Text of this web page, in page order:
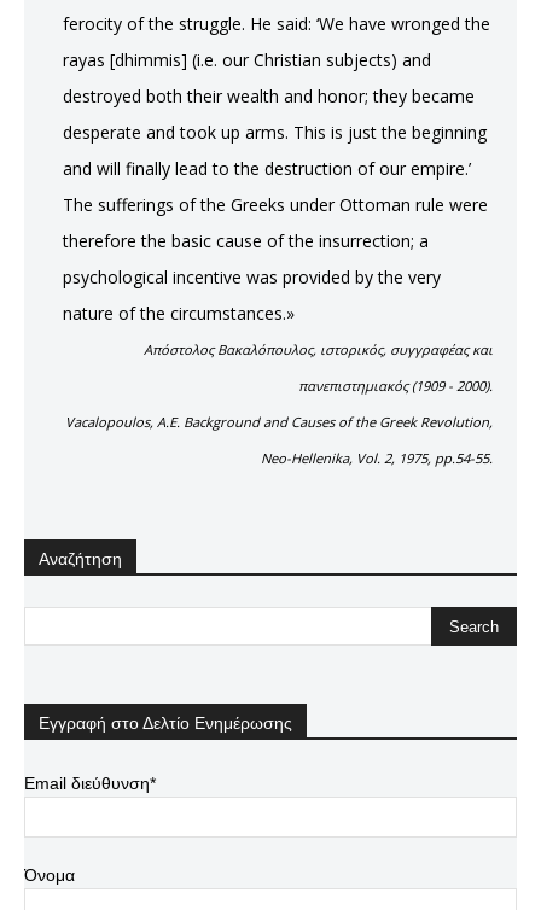
ferocity of the struggle. He said: ‘We have wronged the
rayas [dhimmis] (i.e. our Christian subjects) and
destroyed both their wealth and honor; they became
desperate and took up arms. This is just the beginning
and will finally lead to the destruction of our empire.’
The sufferings of the Greeks under Ottoman rule were
therefore the basic cause of the insurrection; a
psychological incentive was provided by the very
nature of the circumstances.»
Απόστολος Βακαλόπουλος, ιστορικός, συγγραφέας και
πανεπιστημιακός (1909 - 2000).
Vacalopoulos, A.E. Background and Causes of the Greek Revolution,
Neo-Hellenika, Vol. 2, 1975, pp.54-55.
Αναζήτηση
Εγγραφή στο Δελτίο Ενημέρωσης
Email διεύθυνση*
Όνομα